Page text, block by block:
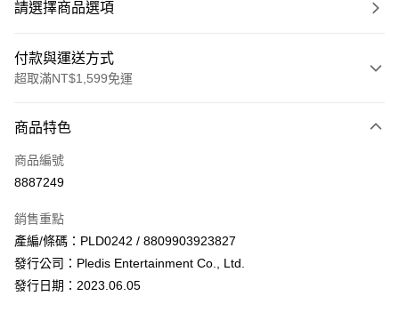
請選擇商品選項
付款與運送方式
超取滿NT$1,599免運
信用卡一次付款
超商取貨付款
Apple Pay
街口支付
商品特色
商品編號
8887249
銷售重點
產編/條碼：PLD0242 / 8809903923827
發行公司：Pledis Entertainment Co., Ltd.
發行日期：2023.06.05